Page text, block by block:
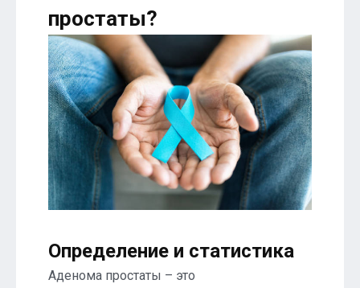
простаты?
Определение и статистика
Аденома простаты – это